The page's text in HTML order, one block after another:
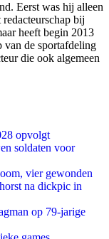
Eerst was hij alleen
bij
heeft begin 2013
van de sportafdeling
die ook algemeen
opvolgt
soldaten voor
vier gewonden
na dickpic in
op 79-jarige